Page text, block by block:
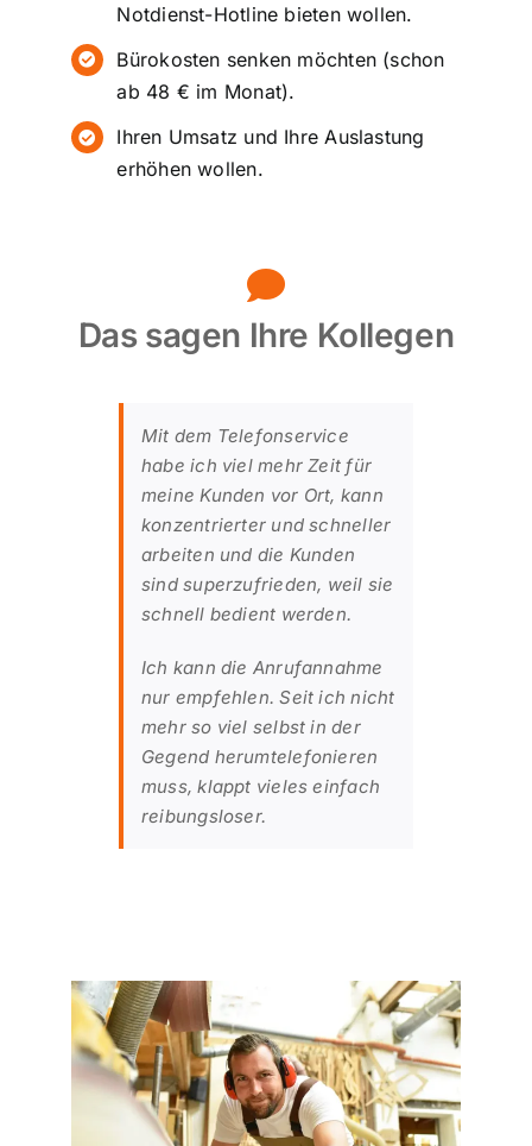
Notdienst-Hotline bieten wollen.
Bürokosten senken möchten (schon
ab 48 € im Monat).
Ihren Umsatz und Ihre Auslastung
erhöhen wollen.
Das sagen Ihre Kollegen
Mit dem Telefonservice
habe ich viel mehr Zeit für
meine Kunden vor Ort, kann
konzentrierter und schneller
arbeiten und die Kunden
sind superzufrieden, weil sie
schnell bedient werden.
Ich kann die Anrufannahme
nur empfehlen. Seit ich nicht
mehr so viel selbst in der
Gegend herumtelefonieren
muss, klappt vieles einfach
reibungsloser.